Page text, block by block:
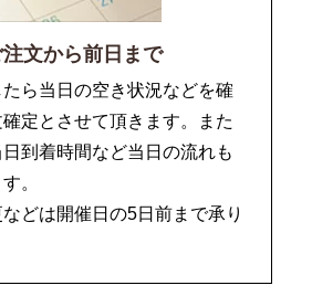
文から前日まで
ら当日の空き状況などを確
定とさせて頂きます。また
到着時間など当日の流れも
。
どは開催日の5日前まで承り